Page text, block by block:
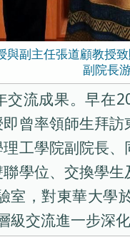
與副主任張道顧教授
副院長
交流成果。早在
曾率領師生拜
工學院副院長
學位、交換學
室，對東華大學
交流進一步深